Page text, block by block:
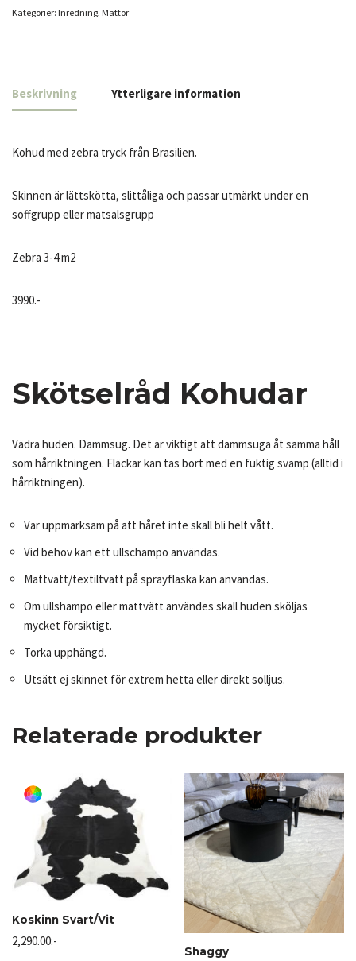
Kategorier: Inredning, Mattor
Beskrivning Ytterligare information
Kohud med zebra tryck från Brasilien.
Skinnen är lättskötta, slittåliga och passar utmärkt under en
soffgrupp eller matsalsgrupp
Zebra 3-4 m2
3990.-
Skötselråd Kohudar
Vädra huden. Dammsug. Det är viktigt att dammsuga åt samma håll
som hårriktningen. Fläckar kan tas bort med en fuktig svamp (alltid i
hårriktningen).
Var uppmärksam på att håret inte skall bli helt vått.
Vid behov kan ett ullschampo användas.
Mattvätt/textiltvätt på sprayflaska kan användas.
Om ullshampo eller mattvätt användes skall huden sköljas
mycket försiktigt.
Torka upphängd.
Utsätt ej skinnet för extrem hetta eller direkt solljus.
Relaterade produkter
Koskinn Svart/Vit
2,290.00:-
Shaggy